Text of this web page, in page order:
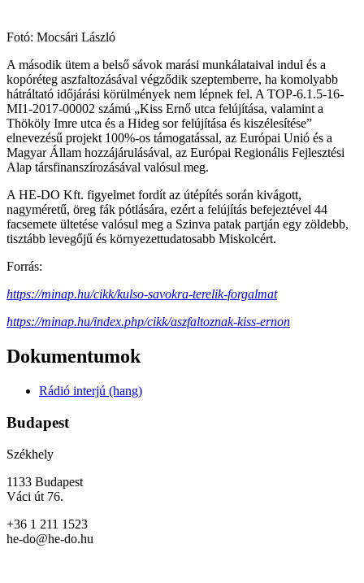
Fotó: Mocsári László
A második ütem a belső sávok marási munkálataival indul és a
kopóréteg aszfaltozásával végződik szeptemberre, ha komolyabb
hátráltató időjárási körülmények nem lépnek fel. A TOP-6.1.5-16-
MI1-2017-00002 számú „Kiss Ernő utca felújítása, valamint a
Thököly Imre utca és a Hideg sor felújítása és kiszélesítése”
elnevezésű projekt 100%-os támogatással, az Európai Unió és a
Magyar Állam hozzájárulásával, az Európai Regionális Fejlesztési
Alap társfinanszírozásával valósul meg.
A HE-DO Kft. figyelmet fordít az útépítés során kivágott,
nagyméretű, öreg fák pótlására, ezért a felújítás befejeztével 44
facsemete ültetése valósul meg a Szinva patak partján egy zöldebb,
tisztább levegőjű és környezettudatosabb Miskolcért.
Forrás:
https://minap.hu/cikk/kulso-savokra-terelik-forgalmat
https://minap.hu/index.php/cikk/aszfaltoznak-kiss-ernon
Dokumentumok
Rádió interjú (hang)
Budapest
Székhely
1133 Budapest
Váci út 76.
+36 1 211 1523
he-do@he-do.hu